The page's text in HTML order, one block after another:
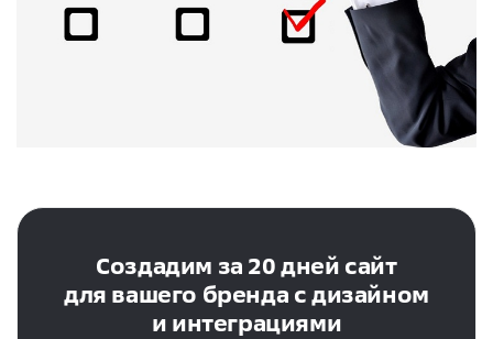
Создадим за 20 дней сайт
для вашего бренда с дизайном
и интеграциями